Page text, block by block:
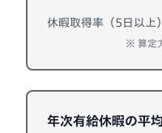
休暇取得率（5日以上
※ 算定
年次有給休暇の平